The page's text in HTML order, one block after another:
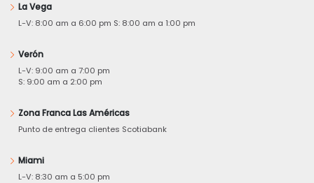
La Vega
L-V: 8:00 am a 6:00 pm S: 8:00 am a 1:00 pm
Verón
L-V: 9:00 am a 7:00 pm
S: 9:00 am a 2:00 pm
Zona Franca Las Américas
Punto de entrega clientes Scotiabank
Miami
L-V: 8:30 am a 5:00 pm